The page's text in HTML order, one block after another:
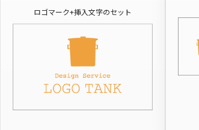
ロゴマーク+挿入文字のセット